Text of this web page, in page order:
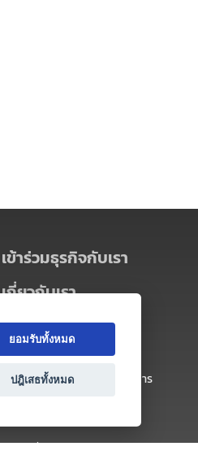
เข้าร่วมธุรกิจกับเรา
เกี่ยวกับเรา
เกี่ยวกับ Thai MICE Connect
นโยบายความเป็นส่วนตัว
ข้อตกลง และเงื่อนไขการใช้บริการ
ยอมรับทั้งหมด
ปฎิเสธทั้งหมด